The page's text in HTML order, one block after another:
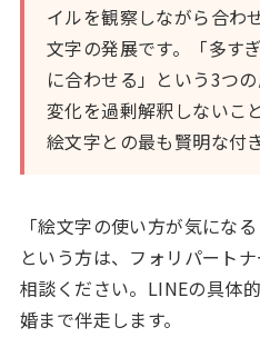
イルを観察しながら合わ
文字の発展です。「多す
に合わせる」という3つ
変化を過剰解釈しないこ
絵文字との最も賢明な付
「絵文字の使い方が気にな
という方は、フォリパート
相談ください。LINEの具体
婚まで伴走します。